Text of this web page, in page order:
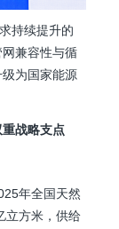
持续提升的
兼容性与循
为国家能源
战略支点
年全国天然
立方米，供给